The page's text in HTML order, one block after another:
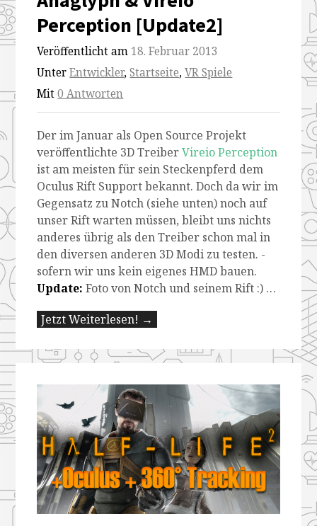
Perception [Update2]
Veröffentlicht am 18. Februar 2013
UnterEntwickler,Startseite,VR Spiele
Mit0 Antworten
Der im Januar als Open Source Projekt
veröffentlichte 3D TreiberVireio Perception
ist am meisten für sein Steckenpferd dem
Oculus Rift Support bekannt. Doch da wir im
Gegensatz zu Notch (siehe unten) noch auf
unser Rift warten müssen, bleibt uns nichts
anderes übrig als den Treiber schon mal in
den diversen anderen 3D Modi zu testen. -
sofern wir uns kein eigenes HMD bauen.
Update: Foto von Notch und seinem Rift :) …
Jetzt Weiterlesen! →